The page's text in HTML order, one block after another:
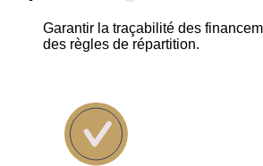
Garantir la traçabilité des
des règles de répartition.